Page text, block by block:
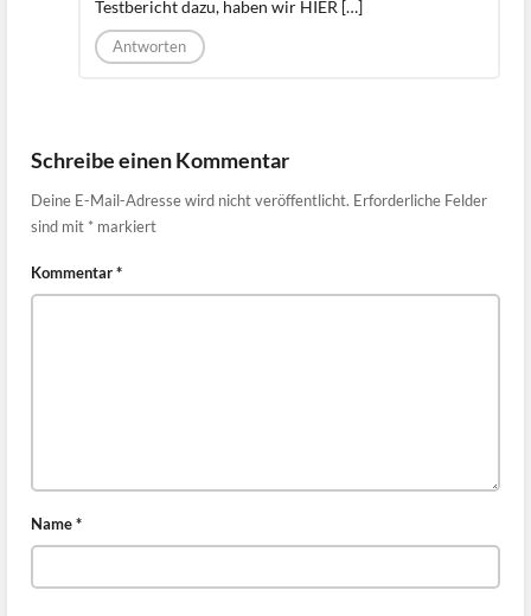
Testbericht dazu, haben wir HIER […]
Antworten
Schreibe einen Kommentar
Deine E-Mail-Adresse wird nicht veröffentlicht. Erforderliche Felder
sind mit * markiert
Kommentar*
Name*